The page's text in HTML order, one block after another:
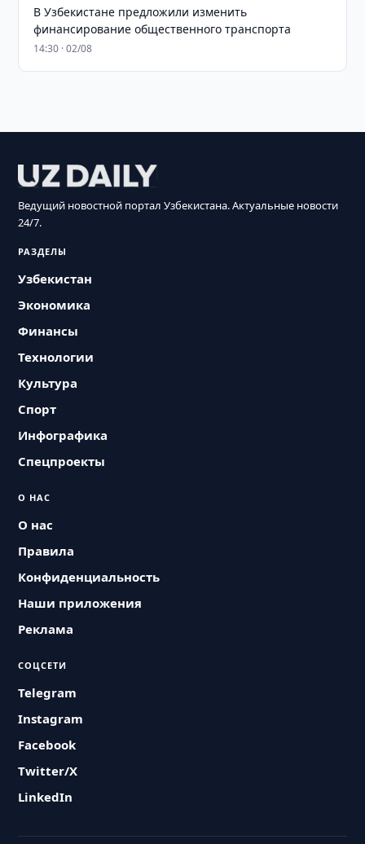
В Узбекистане предложили изменить
финансирование общественного транспорта
14:30 · 02/08
Ведущий новостной портал Узбекистана. Актуальные новости
24/7.
РАЗДЕЛЫ
Узбекистан
Экономика
Финансы
Технологии
Культура
Спорт
Инфографика
Спецпроекты
О НАС
О нас
Правила
Конфиденциальность
Наши приложения
Реклама
СОЦСЕТИ
Telegram
Instagram
Facebook
Twitter/X
LinkedIn